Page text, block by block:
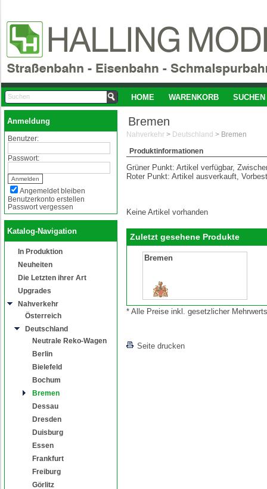
HOME WARENKORB SUCHEN
Anmeldung
Benutzer:
Passwort:
Angemeldet bleiben
Benutzerkonto erstellen
Passwort vergessen
Katalog-Navigation
In Produktion
Neuheiten
Die Letzten ihrer Art
Upgrades
Nahverkehr
Österreich
Deutschland
Neutrale Reko-Wagen
Berlin
Bielefeld
Bochum
Bremen
Dessau
Dresden
Duisburg
Essen
Frankfurt
Freiburg
Görlitz
Bremen
Nahverkehr > Deutschland > Bremen
Produktinformationen
Grüner Punkt: Artikel verfügbar,
Roter Punkt: Artikel ausverkauft,
Keine Artikel vorhanden
Zuletzt gesehene Produkte
Bremen
* Alle Preise inkl. gesetzlicher
Seite drucken